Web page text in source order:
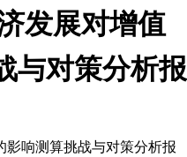
发展对增值
与对策分析报
响测算挑战与对策分析报